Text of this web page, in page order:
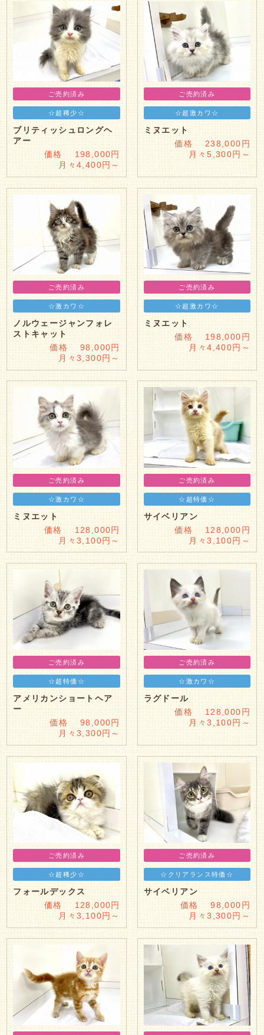
ご売約済み
☆超稀少☆
ブリティッシュロングヘ
アー
価格 198,000円
月々4,400円～
ご売約済み
☆超激カワ☆
ミヌエット
価格 238,000円
月々5,300円～
ご売約済み
☆激カワ☆
ノルウェージャンフォレ
ストキャット
価格 98,000円
月々3,300円～
ご売約済み
☆超激カワ☆
ミヌエット
価格 198,000円
月々4,400円～
ご売約済み
☆激カワ☆
ミヌエット
価格 128,000円
月々3,100円～
ご売約済み
☆超特価☆
サイベリアン
価格 128,000円
月々3,100円～
ご売約済み
☆超特価☆
アメリカンショートヘア
ー
価格 98,000円
月々3,300円～
ご売約済み
☆激カワ☆
ラグドール
価格 128,000円
月々3,100円～
ご売約済み
☆超稀少☆
フォールデックス
価格 128,000円
月々3,100円～
ご売約済み
☆クリアランス特価☆
サイベリアン
価格 98,000円
月々3,300円～